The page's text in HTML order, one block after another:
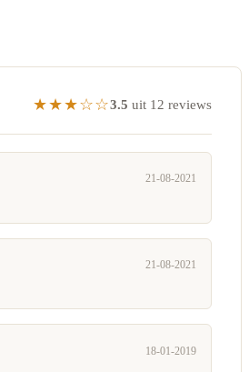
★★★☆☆3.5 uit 12 reviews
21-08-2021
21-08-2021
18-01-2019